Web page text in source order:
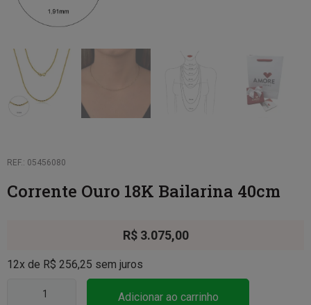
REF.: 05456080
Corrente Ouro 18K Bailarina 40cm
R$3.075,00
12x de R$ 256,25 sem juros
Adicionar ao carrinho